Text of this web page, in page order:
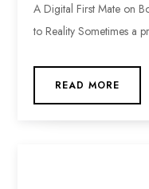
A Digital First Mate on
to Reality Sometimes a
READ MORE